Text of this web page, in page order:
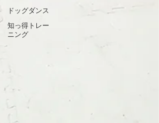
ドッグダンス
知っ得トレー
ニング